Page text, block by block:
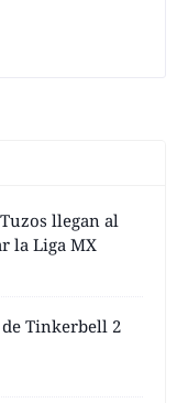
llegan al
la Liga MX
Tinkerbell 2